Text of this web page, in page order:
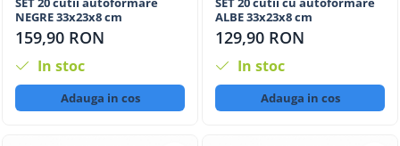
NEGRE 33x23x8 cm
159,90 RON
In stoc
Adauga in cos
ALBE 33x23x8 cm
129,90 RON
In stoc
Adauga in cos